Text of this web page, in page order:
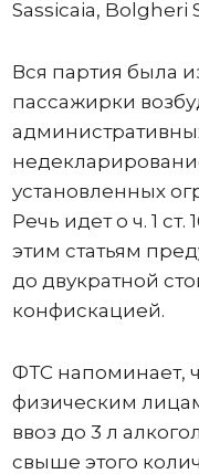
Sassicaia, Bolgheri
Вся партия была
пассажирки
установленных
Речь идет о ч. 1 ст.
этим статьям
до двукратной
конфискацией.
ФТС напоминает,
физическим
ввоз до 3 л
свыше этого